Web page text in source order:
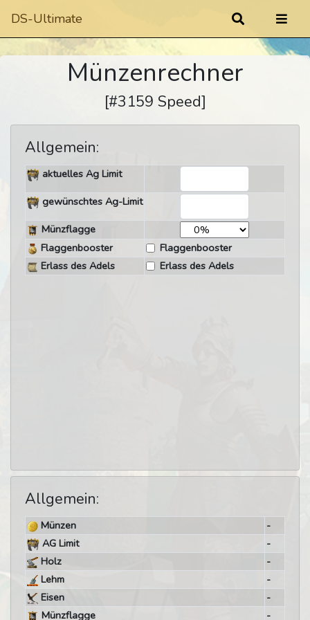
DS-Ultimate
Münzenrechner
[#3159 Speed]
Allgemein:
aktuelles Ag Limit
gewünschtes Ag-Limit
Münzflagge
Flaggenbooster
Flaggenbooster
Erlass des Adels
Erlass des Adels
Allgemein:
Münzen
-
AG Limit
-
Holz
-
Lehm
-
Eisen
-
Münzflagge
-